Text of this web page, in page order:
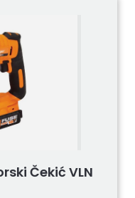
Čekić VLN